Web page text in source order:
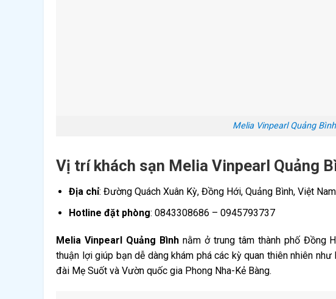
Melia Vinpearl Quảng Bình
Vị trí khách sạn Melia Vinpearl Quảng
Địa chỉ: Đường Quách Xuân Kỳ, Đồng Hới, Quảng Bình, Việt Nam
Hotline đặt phòng: 0843308686 – 0945793737
Melia Vinpearl Quảng Bìnhnằm ở trung tâm thành phố Đồng
thuận lợi giúp bạn dễ dàng khám phá các kỳ quan thiên nhiên
đài Mẹ Suốt và Vườn quốc gia Phong Nha-Kẻ Bàng.